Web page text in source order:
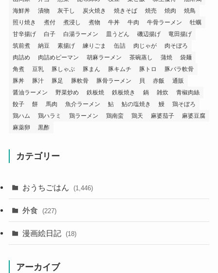
海鮮丼
漬物 灰干し 炭火焼き 焼きそば 焼売 焼肉
焼鳥
照り焼き
煮付 煮浸し 煮物 牛丼 牛肉 牛骨ラーメン
牡蠣
甘辛揚げ
白子 白湯ラーメン 皿うどん 磯辺揚げ
竜田揚げ
筑前煮
納豆 素揚げ 練りごま 缶詰 肉じゃが
肉そぼろ
肉詰め
肉詰めピーマン 胡麻ラーメン 茶碗蒸し 蒲焼
袋麺
角煮
豆乳 豚しゃぶ 豚まん 豚キムチ 豚トロ
豚バラ軟骨
豚丼
豚汁 豚足 豚軟骨 豚骨ラーメン 貝 赤飯
通販
醤油ラーメン
野菜炒め 鉄板焼 鉄板焼き 鍋 雑炊
青椒肉絲
餃子
餅 馬肉 魚介ラーメン 鮎 鮎の塩焼き 鰻
鶏そぼろ
鶏ハム
鶏ハラミ 鶏ラーメン 鶏南蛮 鶏天 麻婆茄子
麻婆豆腐
麻薬卵
黒酢
カテゴリー
おうちごはん (1,446)
外食 (227)
漫画絵日記 (18)
アーカイブ